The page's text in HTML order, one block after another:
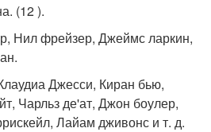
(12 ).
Нил фрейзер, Джеймс ларкин,
Джесси, Киран бью,
Чарльз де'ат, Джон боулер,
Лайам дживонс и т. д.